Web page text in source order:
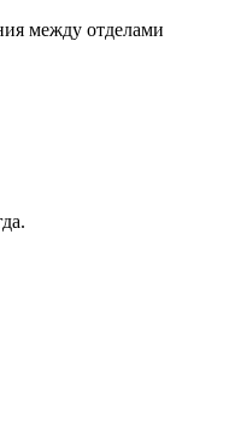
между отделами